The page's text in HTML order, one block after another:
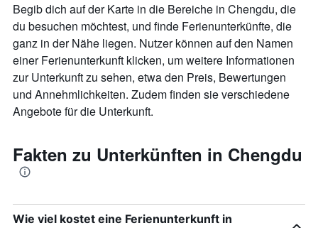
Begib dich auf der Karte in die Bereiche in Chengdu, die
du besuchen möchtest, und finde Ferienunterkünfte, die
ganz in der Nähe liegen. Nutzer können auf den Namen
einer Ferienunterkunft klicken, um weitere Informationen
zur Unterkunft zu sehen, etwa den Preis, Bewertungen
und Annehmlichkeiten. Zudem finden sie verschiedene
Angebote für die Unterkunft.
Fakten zu Unterkünften in Chengdu
Wie viel kostet eine Ferienunterkunft in